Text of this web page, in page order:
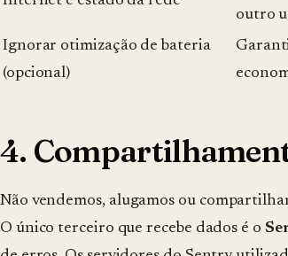
outro
Ignorar otimização de bateria
(opcional)
4.
Não vendemos, alugamos ou
O único terceiro que recebe dados é o